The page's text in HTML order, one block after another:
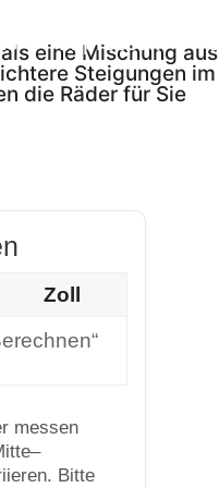
Impressum
eine Mischung aus
Steigungen im
die Räder für Sie
Zoll
messen
Bitte